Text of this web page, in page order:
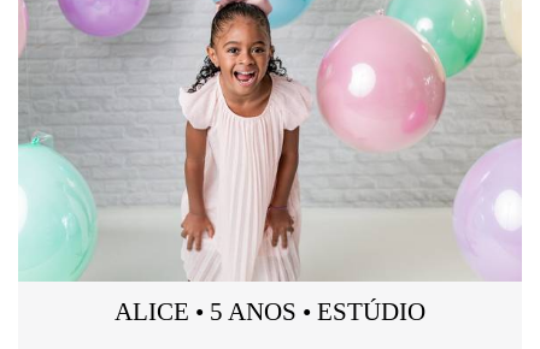
ALICE • 5 ANOS • ESTÚDIO